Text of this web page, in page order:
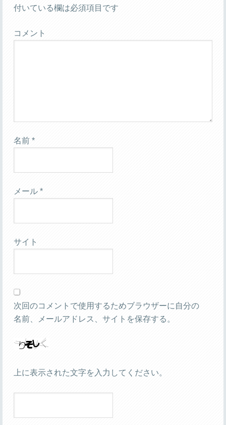
付いている欄は必須項目です
コメント
名前 *
メール *
サイト
次回のコメントで使用するためブラウザーに自分の
名前、メールアドレス、サイトを保存する。
上に表示された文字を入力してください。